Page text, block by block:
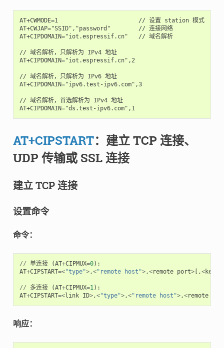
AT+CWMODE=1                       // 设置 station 模式
AT+CWJAP="SSID","password"        // 连接网络
AT+CIPDOMAIN="iot.espressif.cn"   // 域名解析
// 域名解析，只解析为 IPv4 地址
AT+CIPDOMAIN="iot.espressif.cn",2
// 域名解析，只解析为 IPv6 地址
AT+CIPDOMAIN="ipv6.test-ipv6.com",3
// 域名解析，首选解析为 IPv4 地址
AT+CIPDOMAIN="ds.test-ipv6.com",1
AT+CIPSTART：建立 TCP 连接、
UDP 传输或 SSL 连接
建立 TCP 连接
设置命令
命令：
// 单连接 (AT+CIPMUX=0):
AT+CIPSTART=<"type">,<"remote host">,<remote port>[,<keep
// 多连接 (AT+CIPMUX=1):
AT+CIPSTART=<link ID>,<"type">,<"remote host">,<remote
响应：